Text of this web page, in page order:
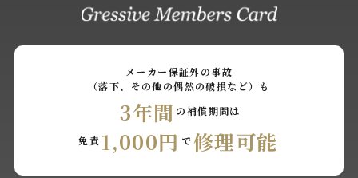
メーカー保証外の事故
（落下、その他の偶然の破損など）も
3年間 の補償期間は
免責 1,000円 で修理可能